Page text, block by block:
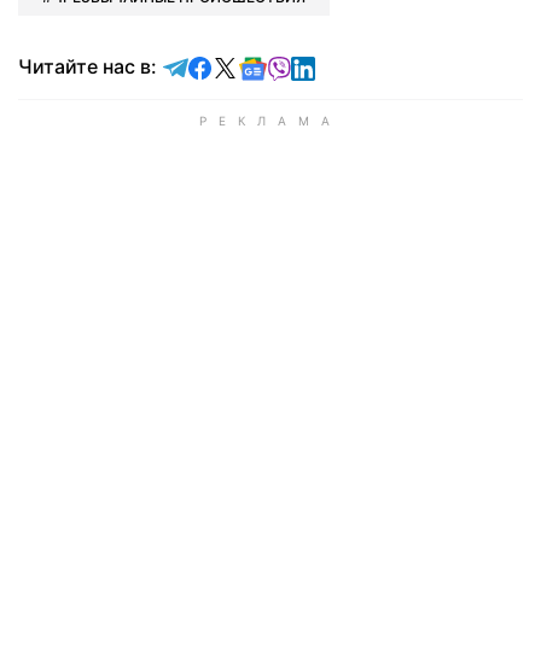
Читайте нас в: Читайте в Telegram
Читайте в Facebook
Читайте в X
Читайте в Google news
Читайте в Viber
Читайте в LinkedIn